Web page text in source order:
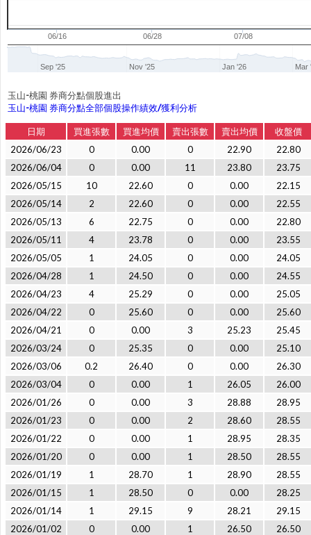
06/16 06/28 07/08
Sep '25 Nov '25 Jan '26 Mar
玉山-桃園 券商分點個股進出
玉山-桃園 券商分點全部個股操作績效/獲利分析
日期 買進張數 買進均價 賣出張數 賣出均價
收盤價
2026/06/23
0 0.00 0 22.90
22.80
2026/06/04
0 0.00 11 23.80
23.75
2026/05/15
10 22.60 0 0.00
22.15
2026/05/14
2 22.60 0 0.00
22.55
2026/05/13
6 22.75 0 0.00
22.80
2026/05/11
4 23.78 0 0.00
23.55
2026/05/05
1 24.05 0 0.00
24.05
2026/04/28
1 24.50 0 0.00
24.55
2026/04/23
4 25.29 0 0.00
25.05
2026/04/22
0 25.60 0 0.00
25.60
2026/04/21
0 0.00 3 25.23
25.45
2026/03/24
0 25.35 0 0.00
25.10
2026/03/06
0.2 26.40 0 0.00
26.30
2026/03/04
0 0.00 1 26.05
26.00
2026/01/26
0 0.00 3 28.88
28.95
2026/01/23
0 0.00 2 28.60
28.55
2026/01/22
0 0.00 1 28.95
28.35
2026/01/20
0 0.00 1 28.50
28.55
2026/01/19
1 28.70 1 28.90
28.55
2026/01/15
1 28.50 0 0.00
28.25
2026/01/14
1 29.15 9 28.21
29.15
2026/01/02
0 0.00 1 26.50
26.50